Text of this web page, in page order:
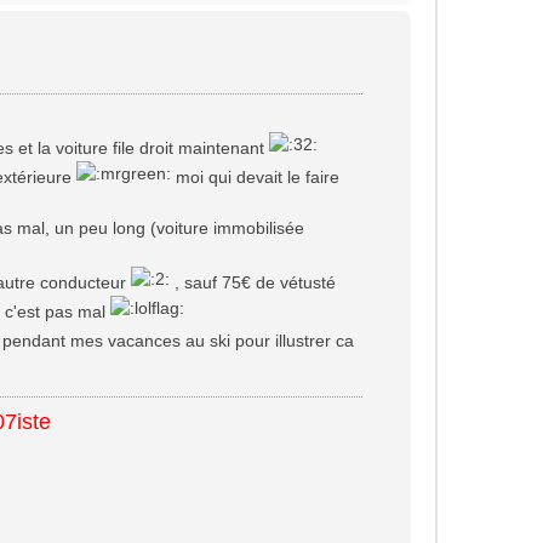
et la voiture file droit maintenant
moi qui devait le faire
mal, un peu long (voiture immobilisée
conducteur
, sauf 75€ de vétusté
pas mal
mes vacances au ski pour illustrer ca